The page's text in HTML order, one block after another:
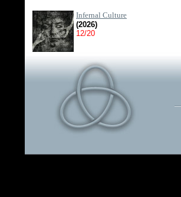
Infernal Culture
(2026)
12/20